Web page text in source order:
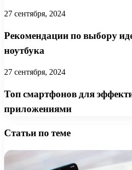
27 сентября, 2024
Рекомендации по выбору
ноутбука
27 сентября, 2024
Топ смартфонов для
приложениями
Статьи по теме